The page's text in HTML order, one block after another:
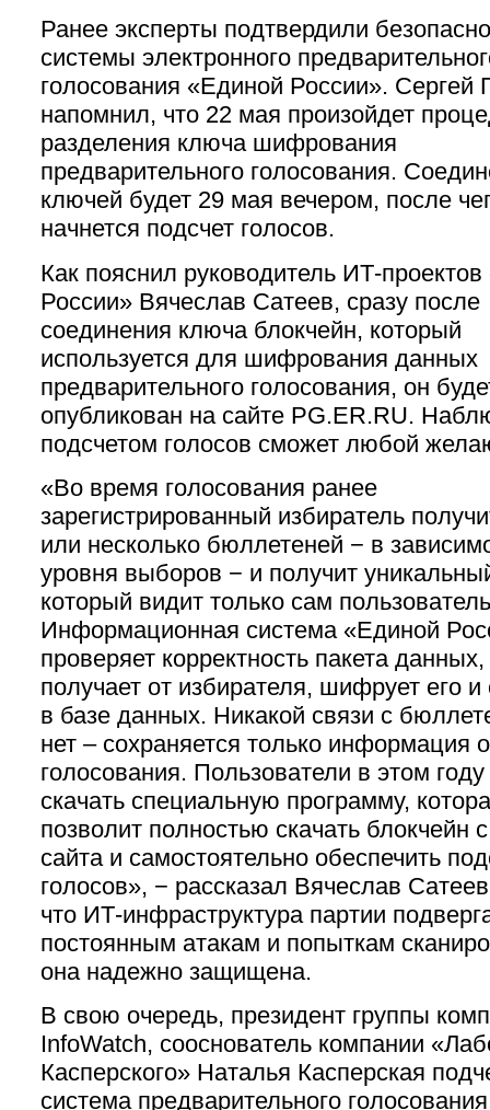
Ранее эксперты подтвердили
системы электронного
голосования «Единой России». Сергей
напомнил, что 22 мая произойдет
разделения ключа шифрования
предварительного голосования.
ключей будет 29 мая вечером, после
начнется подсчет голосов.
Как пояснил руководитель ИТ-
России» Вячеслав Сатеев, сразу после
соединения ключа блокчейн, который
используется для шифрования данных
предварительного голосования, он
опубликован на сайте PG.ER.RU.
подсчетом голосов сможет любой
«Во время голосования ранее
зарегистрированный избиратель
или несколько бюллетеней − в
уровня выборов − и получит
который видит только сам
Информационная система «Единой
проверяет корректность пакета
получает от избирателя, шифрует его и
в базе данных. Никакой связи с
нет – сохраняется только информация
голосования. Пользователи в этом году
скачать специальную программу,
позволит полностью скачать блокчейн
сайта и самостоятельно обеспечить
голосов», − рассказал Вячеслав
что ИТ-инфраструктура партии
постоянным атакам и попыткам
она надежно защищена.
В свою очередь, президент группы
InfoWatch, сооснователь компании
Касперского» Наталья Касперская
система предварительного